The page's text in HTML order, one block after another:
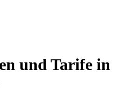
und Tarife in